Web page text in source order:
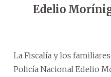
Edelio
La Fiscalía y los
Policía Nacional Edelio